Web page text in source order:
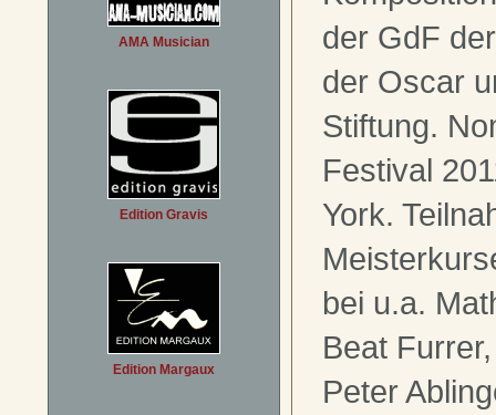
AMA Musician
Edition Gravis
Edition Margaux
der GdF
der Oscar
Stiftung.
Festival
York.
bei u.a.
Beat
Peter